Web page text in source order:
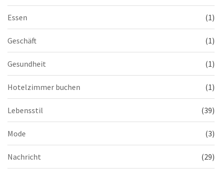
Essen (1)
Geschäft (1)
Gesundheit (1)
Hotelzimmer buchen (1)
Lebensstil (39)
Mode (3)
Nachricht (29)